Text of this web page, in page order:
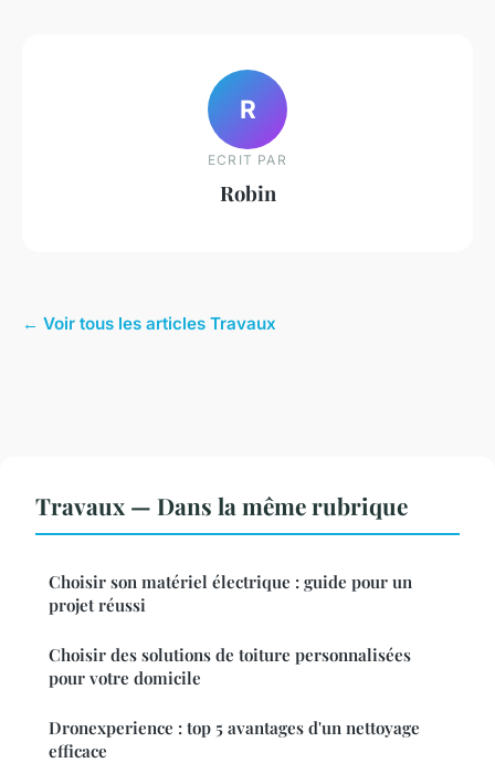
R
ECRIT PAR
Robin
← Voir tous les articles Travaux
Travaux — Dans la même rubrique
Choisir son matériel électrique : guide pour un
projet réussi
Choisir des solutions de toiture personnalisées
pour votre domicile
Dronexperience : top 5 avantages d'un nettoyage
efficace